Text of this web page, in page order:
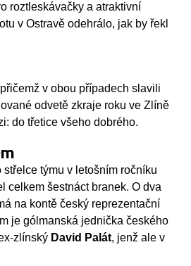
roztleskávačky a atraktivní
v Ostravě odehrálo, jak by řekl
v obou případech slavili
odvetě zkraje roku ve Zlíně
do třetice všeho dobrého.
týmu v letošním ročníku
celkem šestnáct branek. O dva
na kontě český reprezentační
je gólmanská jednička českého
zlínský David Palát, jenž ale v